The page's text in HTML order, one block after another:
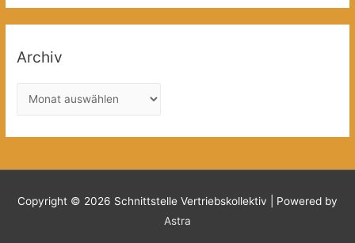
Archiv
c
v
Copyright © 2026 Schnittstelle Vertriebskollektiv | Powered by
Astra